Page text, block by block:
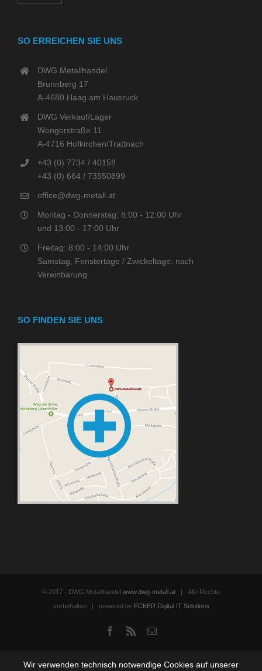
SO ERREICHEN SIE UNS
DWG Metallhandel
Brunnberg 17
A-4680 Haag am Hausruck
DWG Verkauf/Lager
Wengerstraße 11
A-4716 Hofkirchen/Trattnach
+43 (0) 7734 / 40159
+43 (0) 664 / 73550899
office@dwg-metall.at
Montag - Donnerstag: 8:00 - 12:00 Uhr
und 13:00 - 17:00 Uhr
Freitag: 8:00 - 14:00 Uhr
Samstag, Fenstertage / Zwickeltage: nach
Vereinbarung
SO FINDEN SIE UNS
© 2017 - DWG Metallhandel www.dwg-metall.at | Alle Rechte
vorbehalten | powered by ECKER.Digital IT Solutions
Facebook
Rss Email
Wir verwenden technisch notwendige Cookies auf unserer